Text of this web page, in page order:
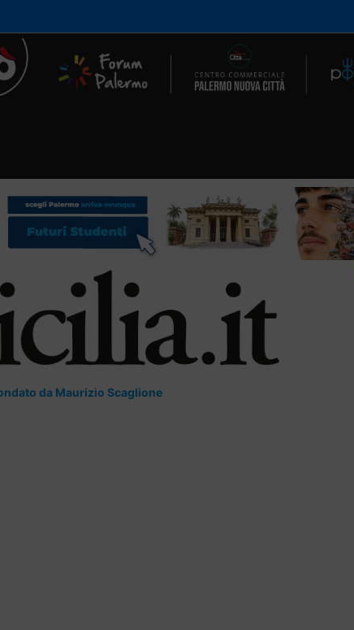
da Maurizio Scaglione